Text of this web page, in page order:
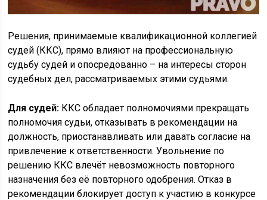
Решения, принимаемые квалификационной коллегией
судей (ККС), прямо влияют на профессиональную
судьбу судей и опосредованно – на интересы сторон
судебных дел, рассматриваемых этими судьями.
Для судей: ККС обладает полномочиями прекращать
полномочия судьи, отказывать в рекомендации на
должность, приостанавливать или давать согласие на
привлечение к ответственности. Увольнение по
решению ККС влечёт невозможность повторного
назначения без её повторного одобрения. Отказ в
рекомендации блокирует доступ к участию в конкурсе